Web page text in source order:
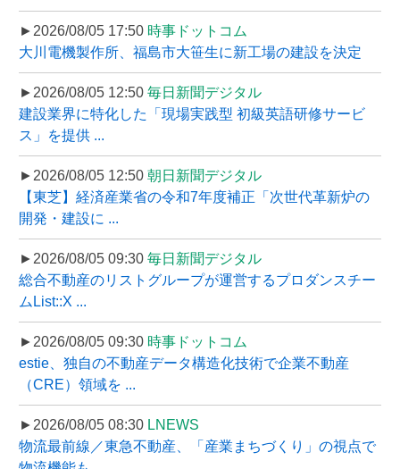
►2026/08/05 17:50 時事ドットコム
大川電機製作所、福島市大笹生に新工場の建設を決定
►2026/08/05 12:50 毎日新聞デジタル
建設業界に特化した「現場実践型 初級英語研修サービ
ス」を提供 ...
►2026/08/05 12:50 朝日新聞デジタル
【東芝】経済産業省の令和7年度補正「次世代革新炉の
開発・建設に ...
►2026/08/05 09:30 毎日新聞デジタル
総合不動産のリストグループが運営するプロダンスチー
ムList::X ...
►2026/08/05 09:30 時事ドットコム
estie、独自の不動産データ構造化技術で企業不動産
（CRE）領域を ...
►2026/08/05 08:30 LNEWS
物流最前線／東急不動産、「産業まちづくり」の視点で